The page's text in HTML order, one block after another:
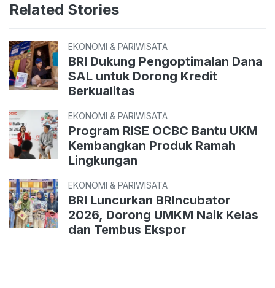
Related Stories
EKONOMI & PARIWISATA
BRI Dukung Pengoptimalan Dana
SAL untuk Dorong Kredit
Berkualitas
EKONOMI & PARIWISATA
Program RISE OCBC Bantu UKM
Kembangkan Produk Ramah
Lingkungan
EKONOMI & PARIWISATA
BRI Luncurkan BRIncubator
2026, Dorong UMKM Naik Kelas
dan Tembus Ekspor